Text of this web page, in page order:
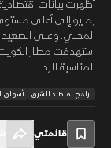
أظهرت بيانات
بمايو إلى أعلى
المحلي. وعلى الصعيد
استهدفت مطار
المناسبة للرد.
برامج اقتصاد الشرق أسواق
قائمتي